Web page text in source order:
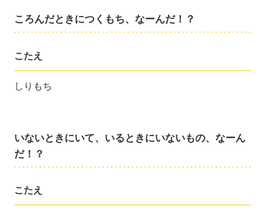
ころんだときにつくもち、なーんだ！？
こたえ
しりもち
いないときにいて、いるときにいないもの、なーん
だ！？
こたえ